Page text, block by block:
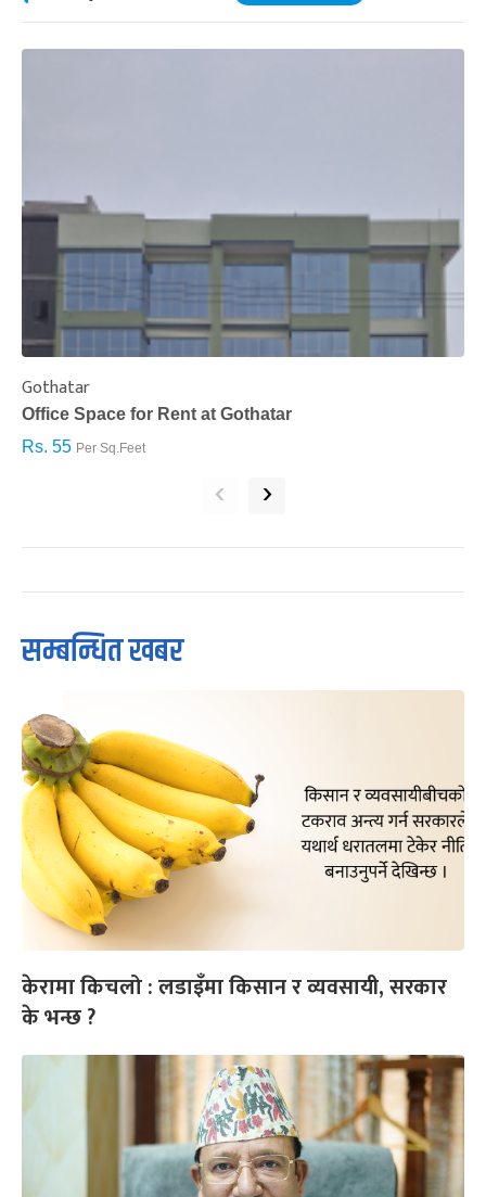
Gothatar
Office Space for Rent at Gothatar
Rs. 55 Per Sq.Feet
‹ ›
सम्बन्धित खबर
केरामा किचलो : लडाइँमा किसान र व्यवसायी, सरकार
के भन्छ ?